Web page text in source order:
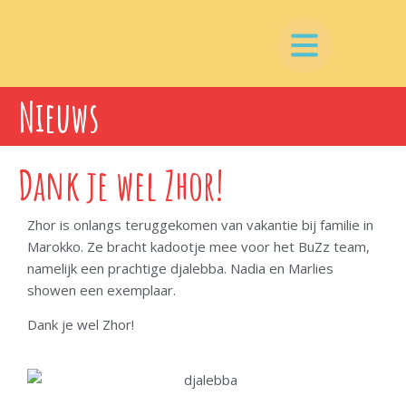
Nieuws
Dank je wel Zhor!
Zhor is onlangs teruggekomen van vakantie bij familie in
Marokko. Ze bracht kadootje mee voor het BuZz team,
namelijk een prachtige djalebba. Nadia en Marlies
showen een exemplaar.
Dank je wel Zhor!